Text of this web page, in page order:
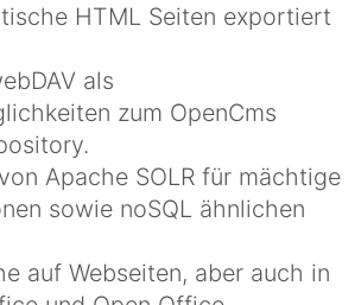
HTML Seiten exportiert
als
zum OpenCms
Apache SOLR für mächtige
sowie noSQL ähnlichen
auf Webseiten, aber auch in